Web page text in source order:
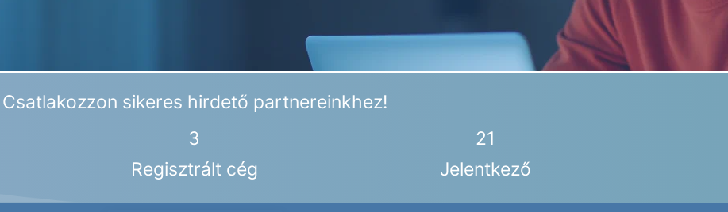
Csatlakozzon sikeres hirdető partnereinkhez!
3
Regisztrált cég
21
Jelentkező